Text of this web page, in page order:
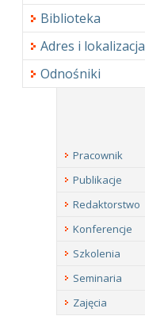
Biblioteka
Adres i lokalizacja
Odnośniki
Pracownik
Publikacje
Redaktorstwo
Konferencje
Szkolenia
Seminaria
Zajęcia